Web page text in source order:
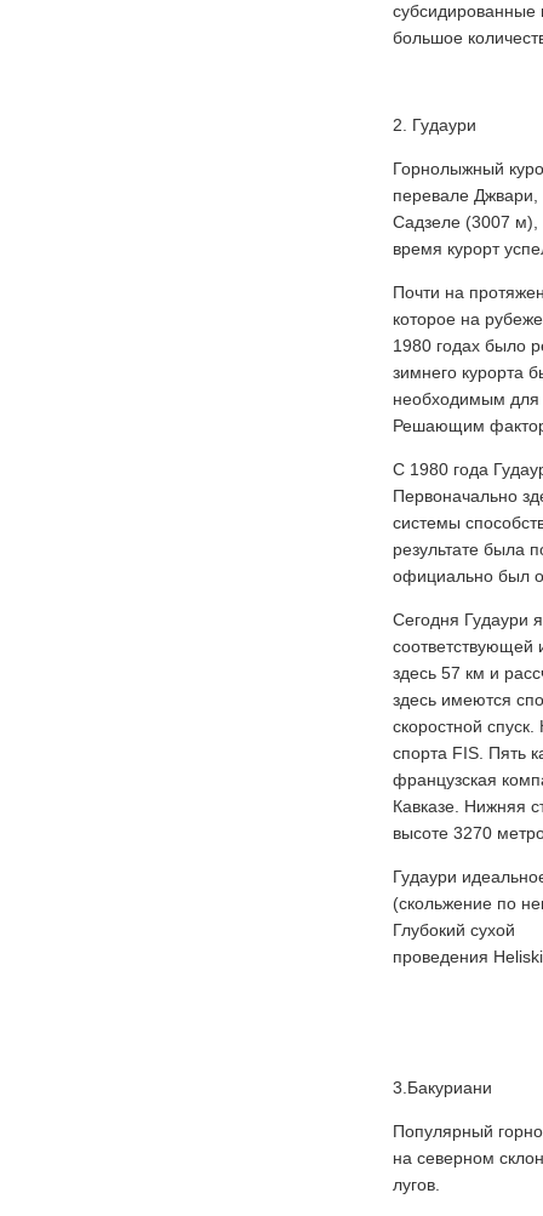
субсидированные
большое
2. Гудаури
Горнолыжный
перевале Джвари,
Садзеле (3007 м),
время курорт
Почти на
которое на
1980 годах было
зимнего курорта
необходимым для
Решающим
С 1980 года
Первоначально
системы
результате была
официально был
Сегодня Гудаури
соответствующей
здесь 57 км и
здесь имеются
скоростной
спорта FIS. Пять
французская
Кавказе. Нижняя
высоте 3270
Гудаури
(скольжение по
Глубокий сухой
проведения
3.Бакуриани
Популярный
на се­верном
лугов.